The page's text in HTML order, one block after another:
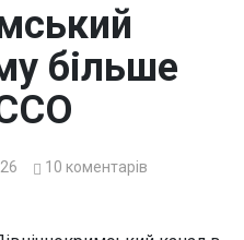
більше
10 коментарів